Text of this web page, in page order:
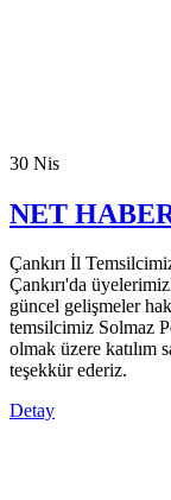
30 Nis
NET
Çankırı İl
Çankırı'da
güncel gelişmeler
temsilcimiz Solmaz
olmak üzere katılım
teşekkür ederiz.
Detay